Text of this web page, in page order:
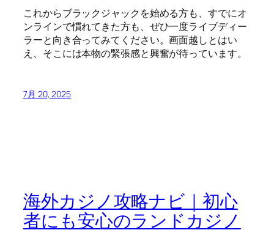
これからブラックジャックを始める方も、すでにオ
ンラインで慣れてきた方も、ぜひ一度ライブディー
ラーと向き合ってみてください。画面越しとはい
え、そこには本物の緊張感と興奮が待っています。
7月 20, 2025
海外カジノ攻略ナビ｜初心
者にも安心のランドカジノ